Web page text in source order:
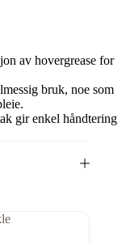
av hovergrease for
bruk, noe som
gir enkel håndtering